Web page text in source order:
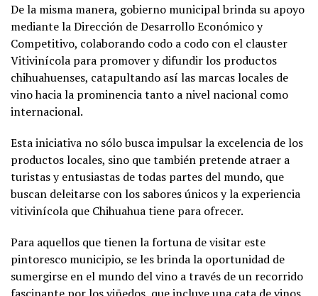
De la misma manera, gobierno municipal brinda su apoyo
mediante la Dirección de Desarrollo Económico y
Competitivo, colaborando codo a codo con el clauster
Vitivinícola para promover y difundir los productos
chihuahuenses, catapultando así las marcas locales de
vino hacia la prominencia tanto a nivel nacional como
internacional.
Esta iniciativa no sólo busca impulsar la excelencia de los
productos locales, sino que también pretende atraer a
turistas y entusiastas de todas partes del mundo, que
buscan deleitarse con los sabores únicos y la experiencia
vitivinícola que Chihuahua tiene para ofrecer.
Para aquellos que tienen la fortuna de visitar este
pintoresco municipio, se les brinda la oportunidad de
sumergirse en el mundo del vino a través de un recorrido